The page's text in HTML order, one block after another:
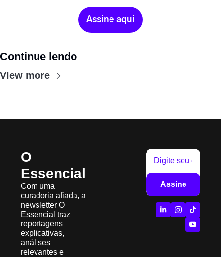
Assine aqui
Continue lendo
View more
O
Essencial
Com uma
curadoria afiada, a
newsletter O
Essencial traz
reportagens
explicativas,
análises
relevantes e
Assine